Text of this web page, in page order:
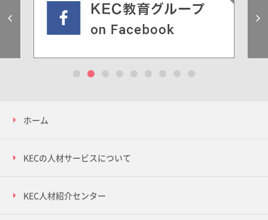
ホーム
KECの人材サービスについて
KEC人材紹介センター